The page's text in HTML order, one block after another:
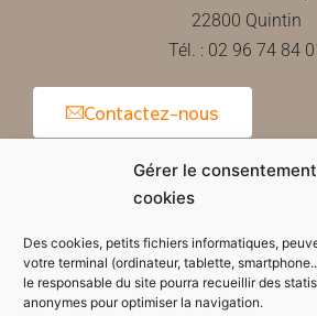
Gérer le
cookies
Des cookies, petits fichiers informatiques,
votre terminal (ordinateur, tablette,
le responsable du site pourra recueillir des
anonymes pour optimiser la navigation.
22800 Quintin
Tél. : 02 96 74 84
Contactez-nous
Horaires d'ouverture de